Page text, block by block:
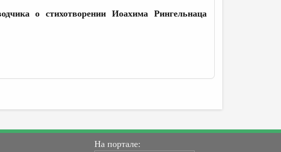
о стихотворении Иоахима Рингельнаца
На портале: